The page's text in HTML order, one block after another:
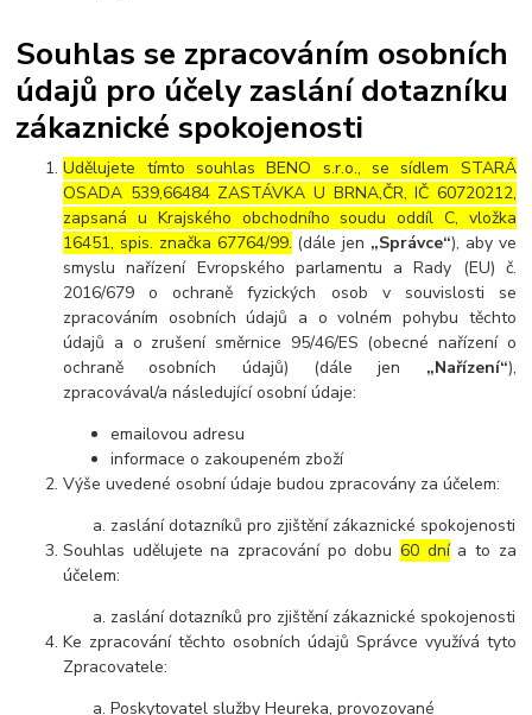
Souhlas se zpracováním osobních
údajů pro účely zaslání dotazníku
zákaznické spokojenosti
Udělujete tímto souhlas BENO s.r.o., se sídlem STARÁ
OSADA 539,66484 ZASTÁVKA U BRNA,ČR, IČ 60720212,
zapsaná u Krajského obchodního soudu oddíl C, vložka
16451, spis. značka 67764/99. (dále jen „Správce“), aby ve
smyslu nařízení Evropského parlamentu a Rady (EU) č.
2016/679 o ochraně fyzických osob v souvislosti se
zpracováním osobních údajů a o volném pohybu těchto
údajů a o zrušení směrnice 95/46/ES (obecné nařízení o
ochraně osobních údajů) (dále jen „Nařízení“),
zpracovával/a následující osobní údaje:
emailovou adresu
informace o zakoupeném zboží
Výše uvedené osobní údaje budou zpracovány za účelem:
zaslání dotazníků pro zjištění zákaznické spokojenosti
Souhlas udělujete na zpracování po dobu60 dnía to za
účelem:
zaslání dotazníků pro zjištění zákaznické spokojenosti
Ke zpracování těchto osobních údajů Správce využívá tyto
Zpracovatele:
Poskytovatel služby Heureka, provozované